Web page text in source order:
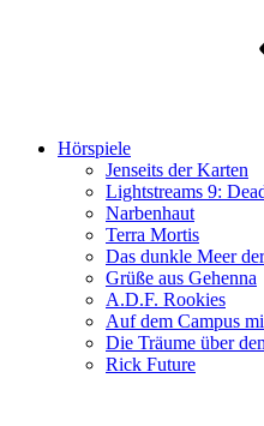
Hörspiele
Jenseits der Karten
Lightstreams 9:
Narbenhaut
Terra Mortis
Das dunkle Meer
Grüße aus Gehenna
A.D.F. Rookies
Auf dem Campus
Die Träume über
Rick Future